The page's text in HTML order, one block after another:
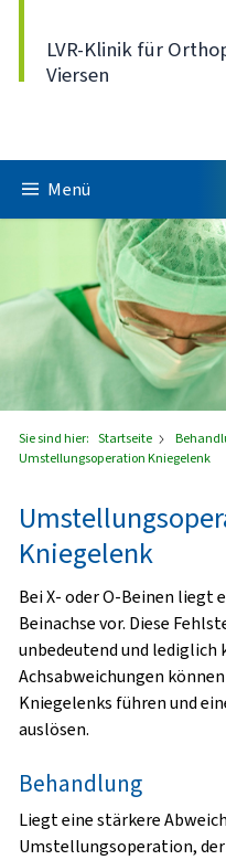
LVR-Klinik für
Viersen
Menü
Sie sind hier: Startseite
Umstellungsoperation Kniegelenk
Kniegelenk
Bei X- oder O-Beinen liegt
Beinachse vor. Diese
unbedeutend und lediglich
Achsabweichungen
Kniegelenks führen und
auslösen.
Behandlung
Liegt eine stärkere
Umstellungsoperation,